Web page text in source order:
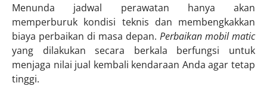
Menunda jadwal perawatan hanya akan
memperburuk kondisi teknis dan membengkakkan
biaya perbaikan di masa depan. Perbaikan mobil matic
yang dilakukan secara berkala berfungsi untuk
menjaga nilai jual kembali kendaraan Anda agar tetap
tinggi.